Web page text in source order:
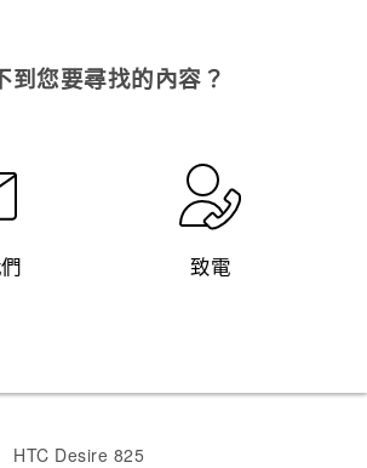
到您要尋找的內容？
致電
HTC Desire 825‎